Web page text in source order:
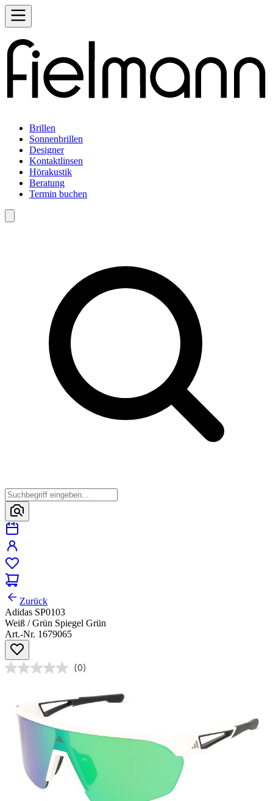
Brillen
Sonnenbrillen
Designer
Kontaktlinsen
Hörakustik
Beratung
Termin buchen
Zurück
Adidas SP0103
Weiß / Grün Spiegel Grün
Art.-Nr. 1679065
(0)